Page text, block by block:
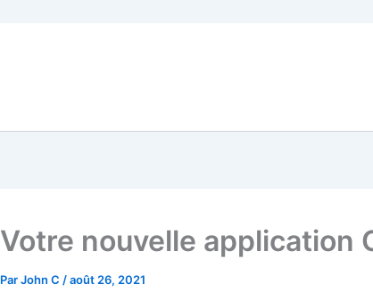
Votre nouvelle application
ParJohn C /août 26, 2021